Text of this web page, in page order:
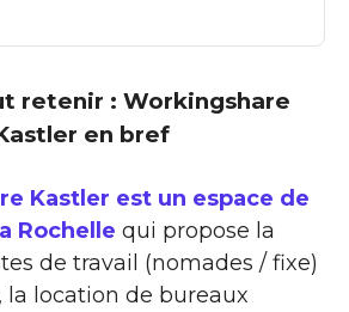
retenir : Workingshare
en bref
Kastler est un espace de
Rochelle qui propose la
de travail (nomades / fixe)
la location de bureaux